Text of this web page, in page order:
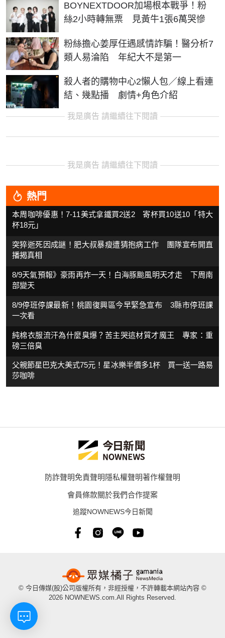
BOYNEXTDOOR加場根本戰爭！粉
絲2小時轉無票 見黃牛1張6萬哭慘
粉絲擔心姜厚任遇感情詐騙！醫分析7
類人易淪陷 年紀大不是第一
殺人者的購物中心2懶人包／線上看連
結、幾點播 劇情+角色介紹
我是廣告 請繼續往下閱讀
我是廣告 請繼續往下閱讀
熱門
本周咖啡優惠！7-11美式拿鐵買2送2 寄杯買10送10「特大
杯18元」
突猝逝死因成謎！肥大叔暴瘦遭猜抱病工作 團隊宣布開直
播揭真相
8/9天氣預報》豪雨再炸一天！白海豚颱風明天才走 下周南
部變天
8/9停班停課最新！桃園復興區今早緊急宣布 3縣市停班課
一次看
純棉衣服流汗為什麼臭爆？苦主哭這材質才魔王 專家：重
磅三倍臭
父親節星巴克大美式75元！星冰樂半價多1杯 買一送一路易
莎咖啡
防詐聲明免責聲明隱私權聲明著作權聲明
會員條款關於我們合作提案
追蹤NOWNEWS今日新聞
© 今日傳媒(股)公司版權所有，非經授權，不許轉載本網站內容 ©
2026 NOWNEWS.com.All Rights Reserved.